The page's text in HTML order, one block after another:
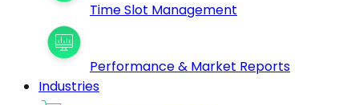
Time Slot Management
Performance & Market Reports
Industries